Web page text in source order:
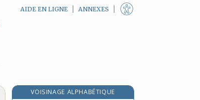
AIDE EN LIGNE ANNEXES
VOISINAGE ALPHABÉTIQUE
démence, n. f.